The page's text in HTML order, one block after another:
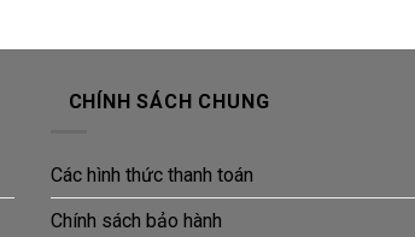
CHÍNH SÁCH CHUNG
Các hình thức thanh toán
Chính sách bảo hành